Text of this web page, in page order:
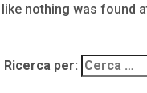
nothing was found
Ricerca per: